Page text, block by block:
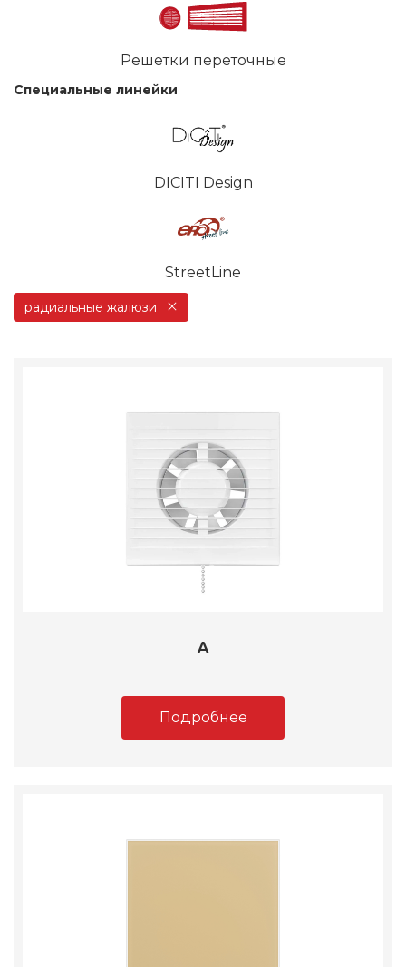
Решетки переточные
Специальные линейки
DICITI Design
StreetLine
радиальные жалюзи
A
Подробнее